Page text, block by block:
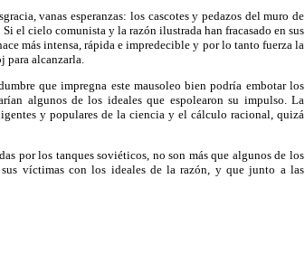
vanas esperanzas: los cascotes y pedazos del muro de
Si el cielo comunista y la razón ilustrada han fracasado en sus
más intensa, rápida e impredecible y por lo tanto fuerza la
para alcanzarla.
que impregna este mausoleo bien podría embotar los
algunos de los ideales que espolearon su impulso. La
y populares de la ciencia y el cálculo racional, quizá
por los tanques soviéticos, no son más que algunos de los
víctimas con los ideales de la razón, y que junto a las